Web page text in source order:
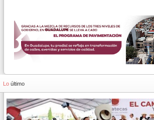
Lo último